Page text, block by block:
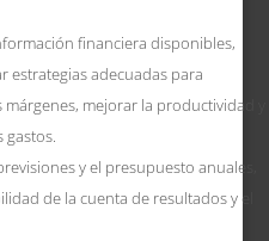
financiera disponibles,
estrategias adecuadas para
mejorar la productividad y
gastos.
y el presupuesto anuales,
de la cuenta de resultados y el